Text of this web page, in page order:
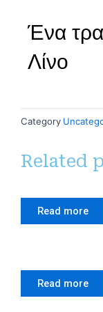
Ένα
Λίνο
Category
Related
Read more
Read more